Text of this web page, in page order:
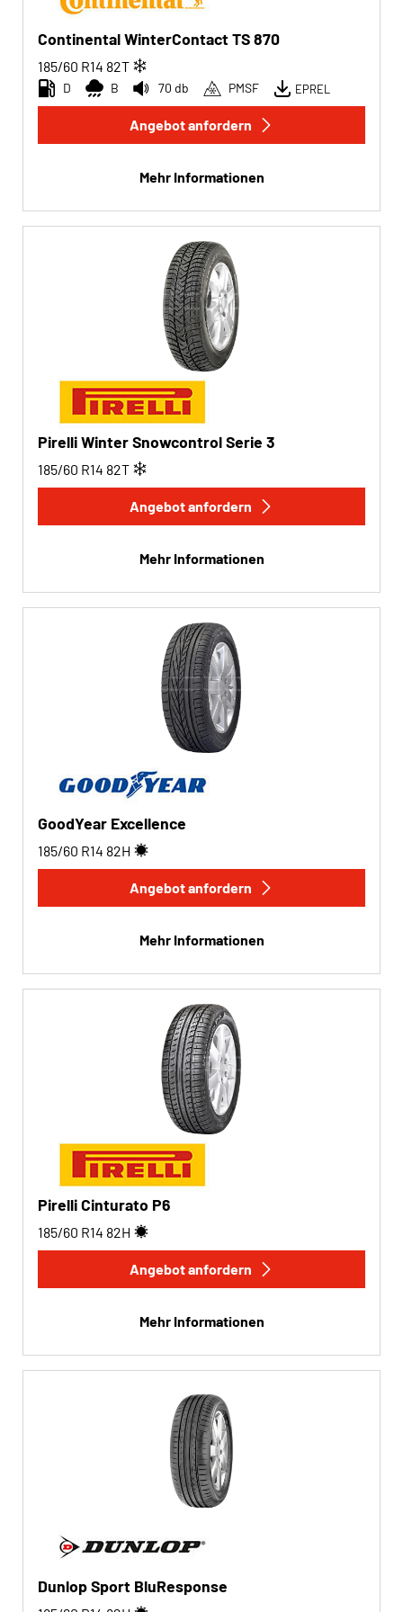
Wohnmobil (0)
Continental WinterContact TS 870
185/60 R14 82T
D B 70 db PMSF EPREL
Angebot anfordern
Mehr Informationen
Pirelli Winter Snowcontrol Serie 3
185/60 R14 82T
Angebot anfordern
Mehr Informationen
GoodYear Excellence
185/60 R14 82H
Angebot anfordern
Mehr Informationen
Pirelli Cinturato P6
185/60 R14 82H
Angebot anfordern
Mehr Informationen
Dunlop Sport BluResponse